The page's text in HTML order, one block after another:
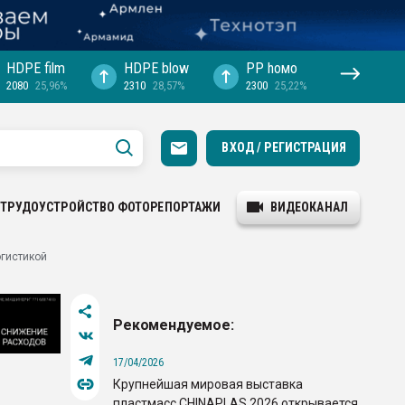
HDPE film
2080 25,96%
HDPE blow
2310 28,57%
PP hомо
2300 25,22%
ВХОД / РЕГИСТРАЦИЯ
ТРУДОУСТРОЙСТВО ФОТОРЕПОРТАЖИ ВИДЕОКАНАЛ
Рекомендуемое:
17/04/2026
Крупнейшая мировая выставка